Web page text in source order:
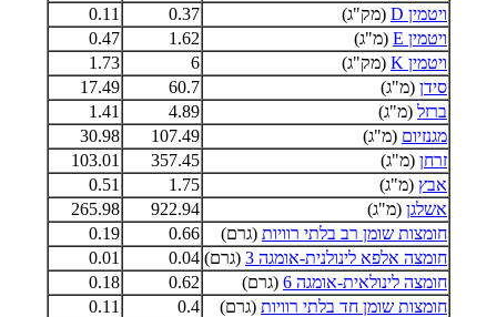
ויטמין D
(מק"ג) 0.37
0.11
ויטמין E
(מ"ג) 1.62
0.47
ויטמין K
(מק"ג) 6
1.73
סידן (מ"ג) 60.7
17.49
ברזל (מ"ג) 4.89
1.41
מגנזיום (מ"ג) 107.49
30.98
זרחן (מ"ג) 357.45
103.01
אבץ (מ"ג) 1.75
0.51
אשלגן (מ"ג) 922.94
265.98
חומצות שומן רב בלתי רוויות (גרם) 0.66
0.19
חומצה אלפא לינולנית-אומגה 3
(גרם) 0.04
0.01
חומצה לינולאית-אומגה 6
(גרם) 0.62
0.18
חומצות שומן חד בלתי רוויות (גרם) 0.4
0.11